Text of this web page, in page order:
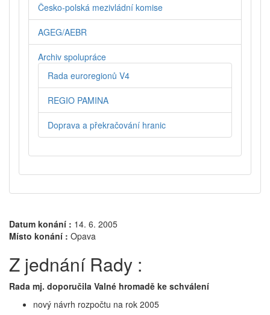
Česko-polská mezivládní komise
AGEG/AEBR
Archiv spolupráce
Rada euroregionů V4
REGIO PAMINA
Doprava a překračování hranic
Datum konání : 14. 6. 2005
Místo konání : Opava
Z jednání Rady :
Rada mj. doporučila Valné hromadě ke schválení
nový návrh rozpočtu na rok 2005